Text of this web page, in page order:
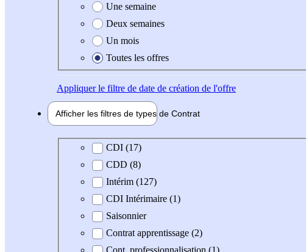
Une semaine
Deux semaines
Un mois
Toutes les offres
Appliquerle filtre de date de création de l'offre
Afficher les filtres de types de Contrat
Type de contratCDI (17)
CDD (8)
Intérim (127)
CDI Intérimaire (1)
Saisonnier
Contrat apprentissage (2)